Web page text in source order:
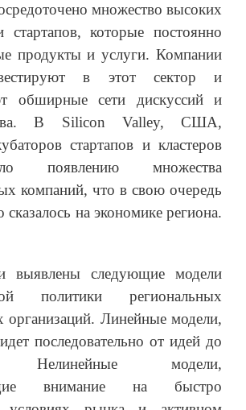
множество высоких
стартапов, которые постоянно
продукты и услуги. Компании
в этот сектор и
обширные сети дискуссий и
В Silicon Valley, США,
стартапов и кластеров
появлению множества
компаний, что в свою очередь
на экономике региона.
выявлены следующие модели
политики региональных
организаций. Линейные модели,
последовательно от идей до
Нелинейные модели,
внимание на быстро